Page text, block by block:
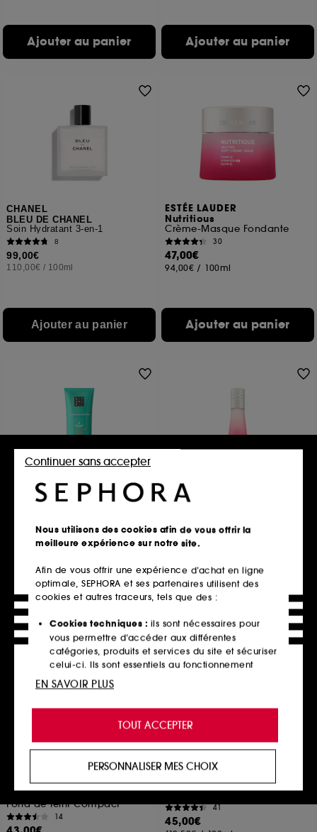
Ajouter au panier Ajouter au panier
CHANEL
BLEU DE CHANEL
Soin Hydratant 3-en-1
8
99,00€
110,00€ / 100ml
Ajouter au panier
ESTÉE LAUDER
Nutritious
Crème-Masque Fondante
30
47,00€
94,00€ / 100ml
Ajouter au panier
RITUALS
The Ritual of Karma
19,90€
Ajouter au panier
ESTÉE LAUDER
Nutritious
48,00€
Ajouter au panier
Fond de Teint Compact
Bronzant SPF10 Recharge
Fond de Teint Compact
14
LANCASTER
Sun Perfect AIR SPF50
Fluide Invisible Quotidien Sensitive Mineral
41
45,00€
Nous utilisons des cookies afin de vous offrir la
meilleure expérience sur notre site.
Afin de vous offrir une expérience d’achat en ligne
optimale, SEPHORA et ses partenaires utilisent des
cookies et autres traceurs, tels que des :
Cookies techniques : ils sont nécessaires pour
vous permettre d’accéder aux différentes
catégories, produits et services du site et sécuriser
celui-ci. Ils sont essentiels au fonctionnement
technique du site et ne peuvent être désactivés.
de vous offrir une expérience enrichie et
personnalisée en vous recommandant des
produits, des services et des contenus qui
proposer des offres promotionnelles adaptées à
votre profil.
Cookies réseaux sociaux et publicité :
utilisés pour vous présenter du contenu susceptible
TOUT ACCEPTER
Continuer sans accepter
PERSONNALISER MES CHOIX
EN SAVOIR PLUS